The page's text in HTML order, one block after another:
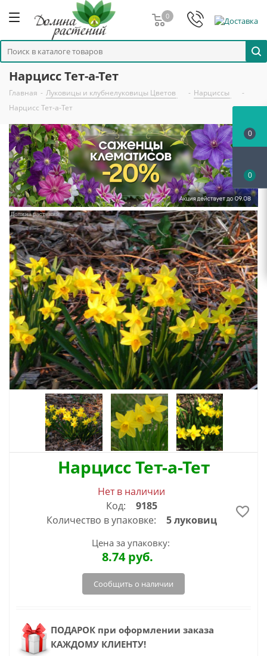
0
Нарцисс Тет-а-Тет
Главная - Луковицы и клубнелуковицы Цветов - Нарциссы
-
Нарцисс Тет-а-Тет
Нарцисс Тет-а-Тет
Нет в наличии
Код:
9185
Количество в упаковке:
5 луковиц
Цена за упаковку:
8.74руб.
Сообщить о наличии
ПОДАРОК при оформлении заказа
КАЖДОМУ КЛИЕНТУ!
0
0